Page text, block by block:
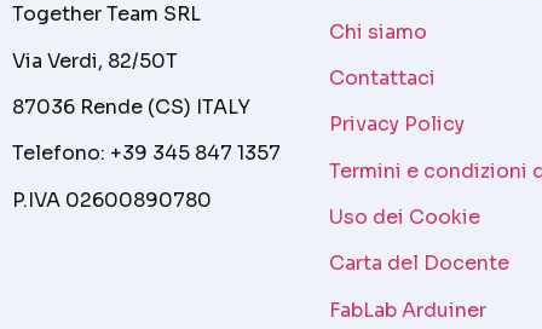
Together Team SRL
Via Verdi, 82/50T
87036 Rende (CS) ITALY
Telefono: +39 345 847 1357
P.IVA 02600890780
Chi siamo
Contattaci
Privacy Policy
Termini e condizioni
Uso dei Cookie
Carta del Docente
FabLab Arduiner